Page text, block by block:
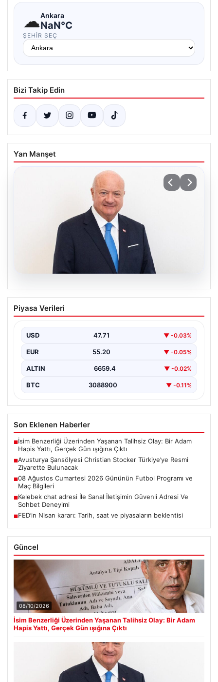
☁Ankara
NaN°C
ŞEHIR SEÇ
Bizi Takip Edin
Yan Manşet
09.08.2026
Avusturya Şansölyesi Christian
Stocker Türkiye’ye Resmi Ziyarette
Türkiye ile Avusturya arasındaki diplomatik ve ekonomik
sahne…
Piyasa Verileri
USD 47.71 ▼ -0.03%
EUR 55.20 ▼ -0.05%
ALTIN 6659.4 ▼ -0.02%
BTC 3088900 ▼ -0.11%
Son Eklenen Haberler
■İsim Benzerliği Üzerinden Yaşanan Talihsiz Olay: Bir Adam
Hapis Yattı, Gerçek Gün ışığına Çıktı
■Avusturya Şansölyesi Christian Stocker Türkiye’ye Resmi
Ziyarette Bulunacak
■08 Ağustos Cumartesi 2026 Gününün Futbol Programı ve
Maç Bilgileri
■Kelebek chat adresi İle Sanal İletişimin Güvenli Adresi Ve
Sohbet Deneyimi
■FED’in Nisan kararı: Tarih, saat ve piyasaların beklentisi
Güncel
08/10/2026
İsim Benzerliği Üzerinden Yaşanan Talihsiz Olay: Bir Adam
Hapis Yattı, Gerçek Gün ışığına Çıktı